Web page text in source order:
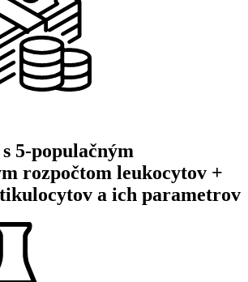
5-populačným
rozpočtom leukocytov +
a ich parametrov